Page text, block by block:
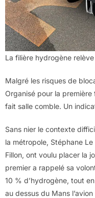
La filière hydrogène
Malgré les risques de
Organisé pour la
fait salle comble. Un
Sans nier le contexte
la métropole, Stéphane Le
Fillon, ont voulu placer la
premier a rappelé sa
10 % d’hydrogène, tout
au dessus du Mans